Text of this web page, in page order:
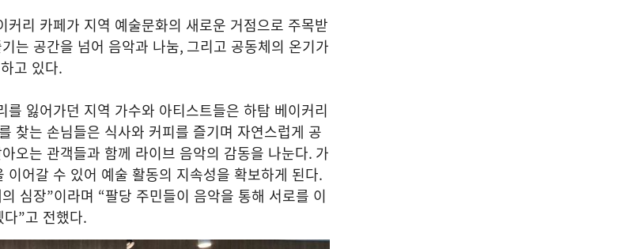
리 카페가 지역 예술문화의 새로운 거점으로 주목받
는 공간을 넘어 음악과 나눔, 그리고 공동체의 온기가
고 있다.
잃어가던 지역 가수와 아티스트들은 하탐 베이커리
찾는 손님들은 식사와 커피를 즐기며 자연스럽게 공
오는 관객들과 함께 라이브 음악의 감동을 나눈다. 가
어갈 수 있어 예술 활동의 지속성을 확보하게 된다.
심장”이라며 “팔당 주민들이 음악을 통해 서로를 이
다”고 전했다.